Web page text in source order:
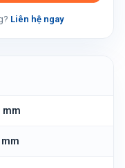
Liên hệ ngay
mm
mm